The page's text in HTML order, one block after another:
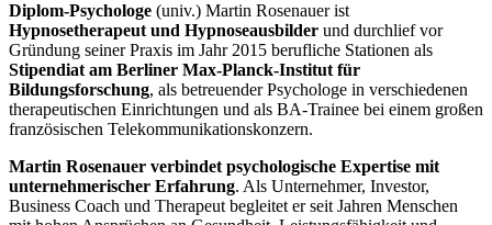
Diplom-Psychologe (univ.) Martin Rosenauer ist
Hypnosetherapeut und Hypnoseausbilder und durchlief vor
Gründung seiner Praxis im Jahr 2015 berufliche Stationen als
Stipendiat am Berliner Max-Planck-Institut für
Bildungsforschung, als betreuender Psychologe in verschiedenen
therapeutischen Einrichtungen und als BA-Trainee bei einem großen
französischen Telekommunikationskonzern.
Martin Rosenauer verbindet psychologische Expertise mit
unternehmerischer Erfahrung. Als Unternehmer, Investor,
Business Coach und Therapeut begleitet er seit Jahren Menschen